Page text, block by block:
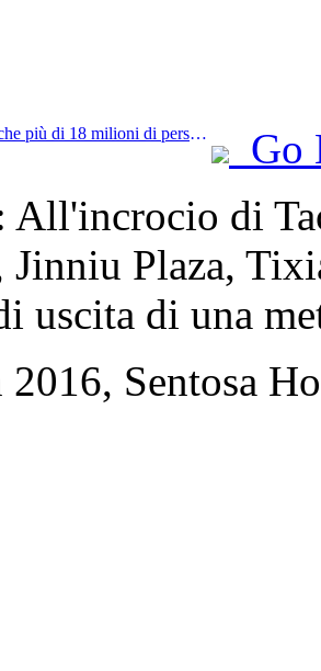
Prev:Si prevede che più di 18 milioni di persone entreranno e usciranno dal Paese durante i 9 giorni di festività della Festa di Primavera.
Go
di
Plaza,
uscita di una
Sentosa